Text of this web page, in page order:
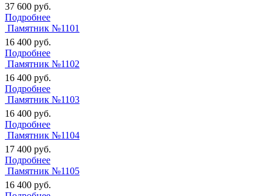
37 600 руб.
Подробнее
Памятник №1101
16 400 руб.
Подробнее
Памятник №1102
16 400 руб.
Подробнее
Памятник №1103
16 400 руб.
Подробнее
Памятник №1104
17 400 руб.
Подробнее
Памятник №1105
16 400 руб.